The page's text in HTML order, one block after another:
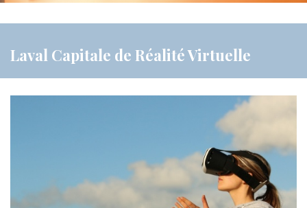
Laval Capitale de Réalité Virtuelle